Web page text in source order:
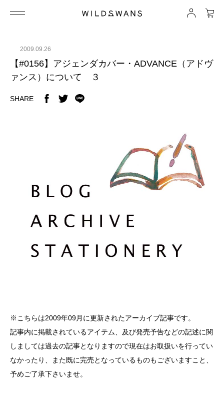
2009.09.26
【#0156】アジェンダカバー・ADVANCE（アドヴ
ァンス）について ３
SHARE
※こちらは2009年09月に更新されたアーカイブ記事です。
記事内に掲載されているアイテム、及び発売予告などの記述に関
しましては過去の記事となりますので現在はお取扱いを行ってい
なかったり、また既に完売となっているものもございますこと、
予めご了承下さいませ。